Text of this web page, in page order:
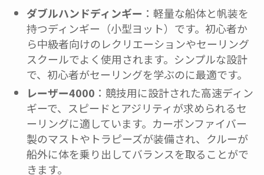
ダブルハンドディンギー ：軽量な船体と帆装を
持つディンギー（小型ヨット）です。初心者か
ら中級者向けのレクリエーションやセーリング
スクールでよく使用されます。シンプルな設計
で、初心者がセーリングを学ぶのに最適です。
レーザー4000 ：競技用に設計された高速ディン
ギーで、スピードとアジリティが求められるセ
ーリングに適しています。カーボンファイバー
製のマストやトラピーズが装備され、クルーが
船外に体を乗り出してバランスを取ることがで
きます。